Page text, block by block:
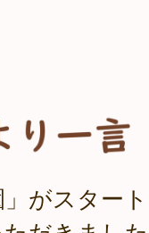
がスター